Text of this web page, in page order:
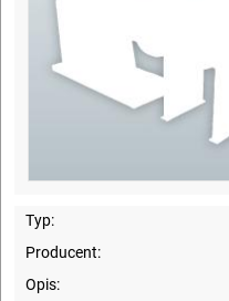
Typ:
Producent:
Opis: